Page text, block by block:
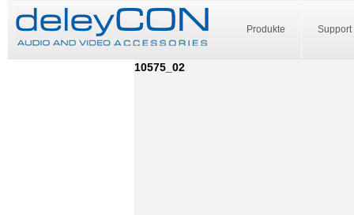
Produkte Support
10575_02